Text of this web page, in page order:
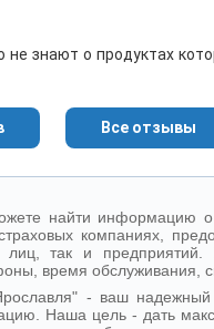
не знают о продуктах
Все отзывы
найти информацию о
компаниях,
лиц, так и
время обслуживания,
- ваш
Наша цель - дать